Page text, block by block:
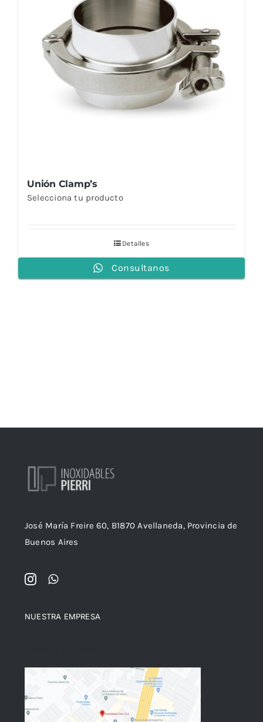
Unión Clamp’s
Selecciona tu producto
Detalles
Consultanos
José María Freire 60, B1870 Avellaneda, Provincia de
Buenos Aires
NUESTRA EMPRESA